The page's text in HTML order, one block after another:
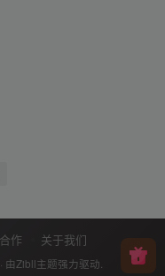
作 关于我们
· 由Zibll主题强力驱动.